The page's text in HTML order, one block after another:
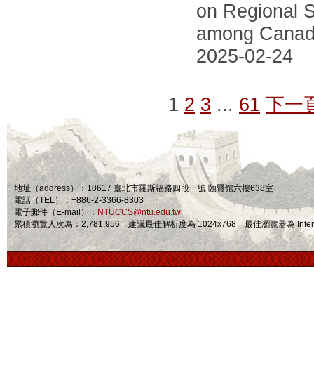
on Regional
among
2025-02-24
1 2 3 ... 61 下一
地址（address）：10617 臺北市羅斯福路四段一號 頤賢館六樓638室
電話（TEL）：+886-2-3366-8303
電子郵件（E-mail）： NTUCCS@ntu.edu.tw
累積瀏覽人次為：2,781,956 建議最佳解析度為 1024x768 最佳瀏覽器為